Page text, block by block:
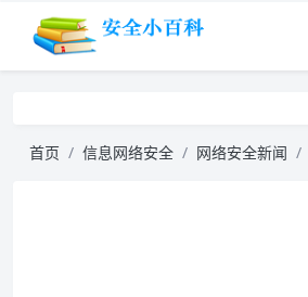
首页 信息网络安全 网络安全新闻